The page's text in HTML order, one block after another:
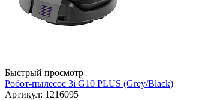
Быстрый просмотр
Робот-пылесос 3i G10 PLUS (Grey/Black)
Артикул: 1216095